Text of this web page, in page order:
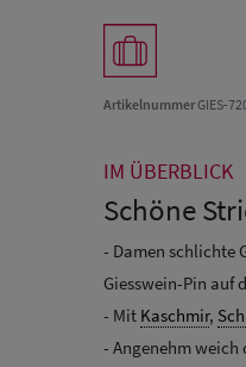
ArtikelnummerGIES-
IM ÜBERBLICK
Schöne
- Damen schlichte
Giesswein-Pin auf
- Mit Kaschmir,
- Angenehm